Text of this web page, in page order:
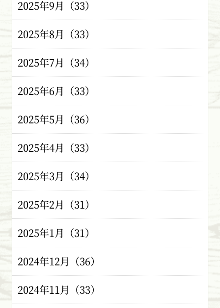
2025年9月（33）
2025年8月（33）
2025年7月（34）
2025年6月（33）
2025年5月（36）
2025年4月（33）
2025年3月（34）
2025年2月（31）
2025年1月（31）
2024年12月（36）
2024年11月（33）